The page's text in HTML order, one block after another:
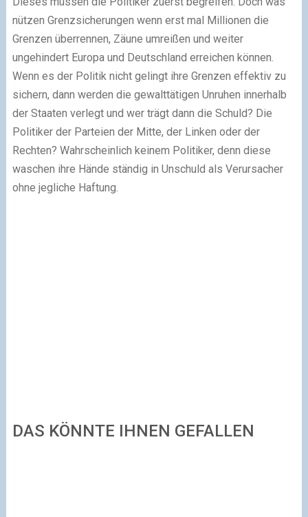
nützen Grenzsicherungen wenn erst mal Millionen die
Grenzen überrennen, Zäune umreißen und weiter
ungehindert Europa und Deutschland erreichen können.
Wenn es der Politik nicht gelingt ihre Grenzen effektiv zu
sichern, dann werden die gewalttätigen Unruhen innerhalb
der Staaten verlegt und wer trägt dann die Schuld? Die
Politiker der Parteien der Mitte, der Linken oder der
Rechten? Wahrscheinlich keinem Politiker, denn diese
waschen ihre Hände ständig in Unschuld als Verursacher
ohne jegliche Haftung.
DAS KÖNNTE IHNEN GEFALLEN